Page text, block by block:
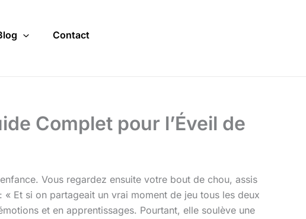
Contact
Complet pour l’Éveil de
Vous regardez ensuite votre bout de chou, assis
Et si on partageait un vrai moment de jeu tous les deux
et en apprentissages. Pourtant, elle soulève une